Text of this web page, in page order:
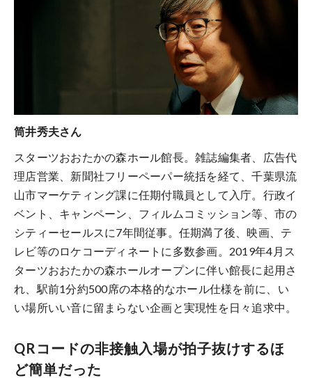
筒井秀夫さん
スターツおおたかの森ホール館長。雑誌編集者、広告代
理店営業、新聞社フリーペーパー統括を経て、千葉県流
山市マーケティング課に任期付職員として入庁。行政イ
ベント、キャンペーン、フィルムコミッション等、市の
シティーセールスに7年間従事。任期満了後、映画、テ
レビ等のロケコーディネートに多数参画。2019年4月ス
ターツおおたかの森ホールオープンに伴い館長に起用さ
れ、駅前1分約500席の本格的なホール仕様を前に、い
い場所いい音に留まらない企画と実現性を日々追求中。
QRコードの非接触入場が拍子抜けするほ
ど簡単だった